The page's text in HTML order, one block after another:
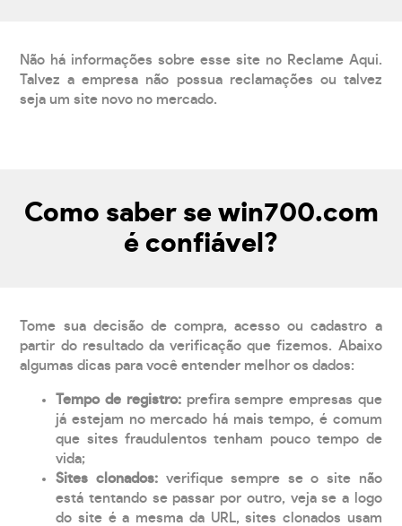
Não há informações sobre esse site no Reclame Aqui.
Talvez a empresa não possua reclamações ou talvez
seja um site novo no mercado.
Como saber se win700.com
é confiável?
Tome sua decisão de compra, acesso ou cadastro a
partir do resultado da verificação que fizemos. Abaixo
algumas dicas para você entender melhor os dados:
Tempo de registro: prefira sempre empresas que
já estejam no mercado há mais tempo, é comum
que sites fraudulentos tenham pouco tempo de
vida;
Sites clonados: verifique sempre se o site não
está tentando se passar por outro, veja se a logo
do site é a mesma da URL, sites clonados usam